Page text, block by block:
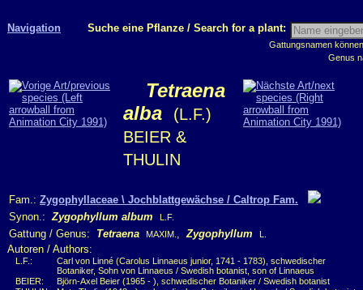
Navigation Suche eine Pflanze / Search for a plant:
Gattungsnamen
Genus
Tetraena
alba
(L.F.)
BEIER &
THULIN
Fam.: Zygophyllaceae \ Jochblattgewächse / Caltrop Fam.
Synon.:Zygophyllum album L.F.
Gattung / Genus: Tetraena MAXIM. ,Zygophyllum L.
Autoren / Authors:
L.F.:
Carl von Linné (Carolus Linnaeus junior, 1741 - 1783), schwedischer
Botaniker, Sohn von Linnaeus / Swedish botanist, son of Linnaeus
BEIER:
Björn-Axel Beier (1965 - ), schwedischer Botaniker / Swedish botanist